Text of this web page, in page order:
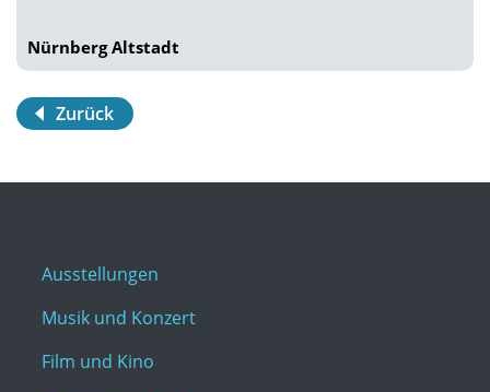
Nürnberg Altstadt
Zurück
Ausstellungen
Musik und Konzert
Film und Kino